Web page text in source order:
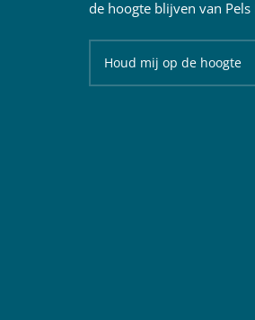
de hoogte blijven van Pels
Houd mij op de hoogte